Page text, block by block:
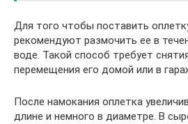
Для того чтобы поставить
рекомендуют размочить ее в
воде. Такой способ требует
перемещения его домой или в
После намокания оплетка
длине и немного в диаметре. В